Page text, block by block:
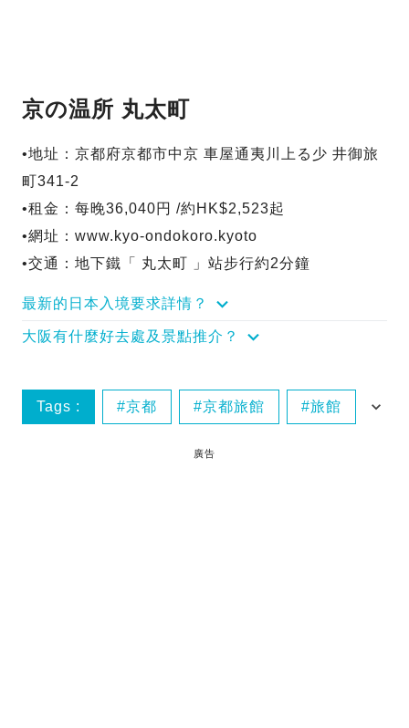
京の温所 丸太町
•地址：京都府京都市中京 車屋通夷川上る少 井御旅
町341-2
•租金：每晚36,040円 /約HK$2,523起
•網址：www.kyo-ondokoro.kyoto
•交通：地下鐵「 丸太町 」站步行約2分鐘
最新的日本入境要求詳情？
大阪有什麼好去處及景點推介？
Tags : 京都 京都旅館 旅館
廣告